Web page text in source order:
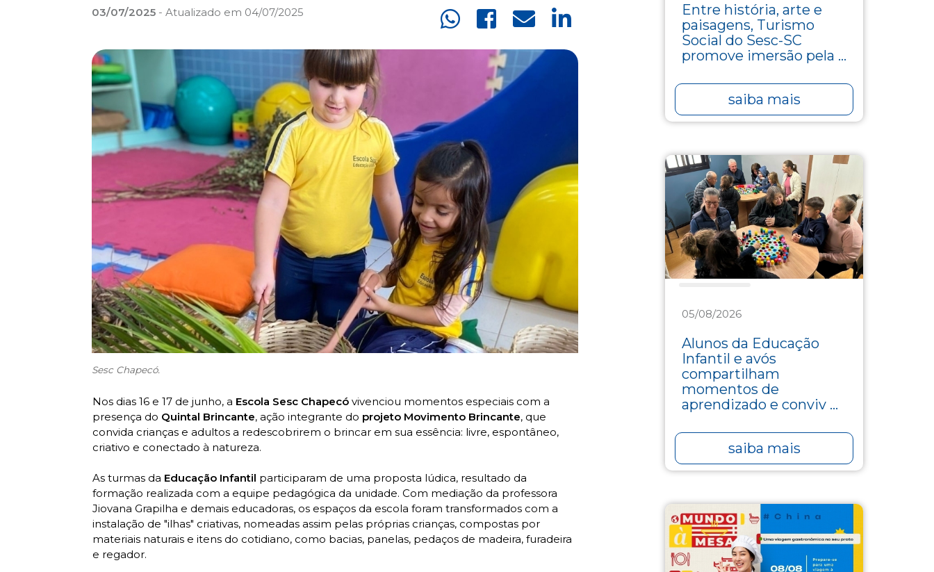
03/07/2025 - Atualizado em 04/07/2025
Sesc Chapecó.
Nos dias 16 e 17 de junho, a Escola Sesc Chapecó vivenciou momentos especiais com a
presença do Quintal Brincante, ação integrante do projeto Movimento Brincante, que
convida crianças e adultos a redescobrirem o brincar em sua essência: livre, espontâneo,
criativo e conectado à natureza.
As turmas da Educação Infantil participaram de uma proposta lúdica, resultado da
formação realizada com a equipe pedagógica da unidade. Com mediação da professora
Jiovana Grapilha e demais educadoras, os espaços da escola foram transformados com a
instalação de "ilhas" criativas, nomeadas assim pelas próprias crianças, compostas por
materiais naturais e itens do cotidiano, como bacias, panelas, pedaços de madeira, furadeira
e regador.
Entre história, arte e
paisagens, Turismo
Social do Sesc-SC
promove imersão pela ...
saiba mais
05/08/2026
Alunos da Educação
Infantil e avós
compartilham
momentos de
aprendizado e conviv ...
saiba mais